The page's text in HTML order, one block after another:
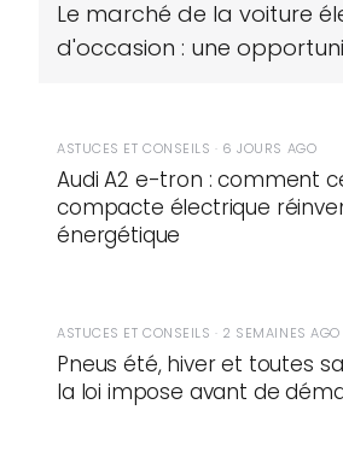
Le marché de la voiture
d'occasion : une
ASTUCES ET CONSEILS · 6 JOURS AGO
Audi A2 e-tron : comment
compacte électrique
énergétique
ASTUCES ET CONSEILS · 2 SEMAINES AGO
Pneus été, hiver et toutes
la loi impose avant de